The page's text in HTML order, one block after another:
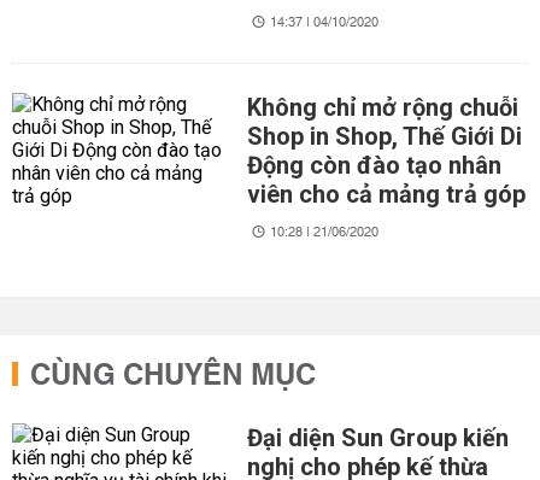
14:37 | 04/10/2020
Không chỉ mở rộng chuỗi
Shop in Shop, Thế Giới Di
Động còn đào tạo nhân
viên cho cả mảng trả góp
10:28 | 21/06/2020
CÙNG CHUYÊN MỤC
Đại diện Sun Group kiến
nghị cho phép kế thừa